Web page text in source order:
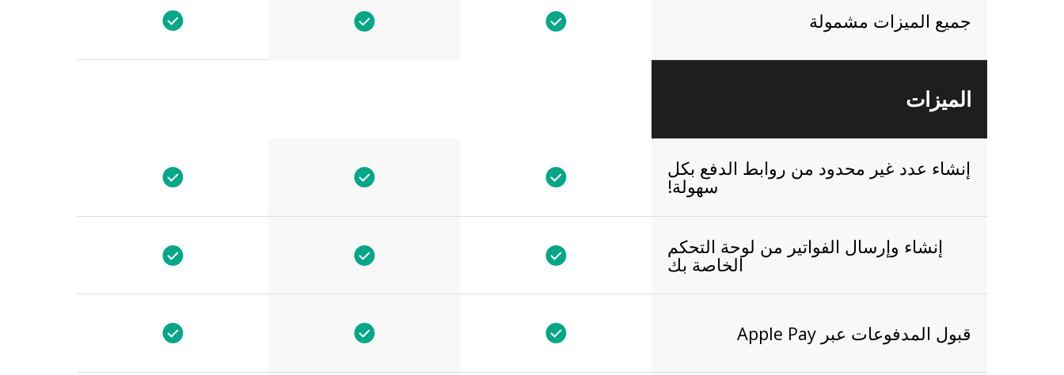
جميع الميزات مشمولة
الميزات
إنشاء عدد غير محدود من روابط الدفع بكل
سهولة!
إنشاء وإرسال الفواتير من لوحة التحكم
الخاصة بك
قبول المدفوعات عبر Apple Pay